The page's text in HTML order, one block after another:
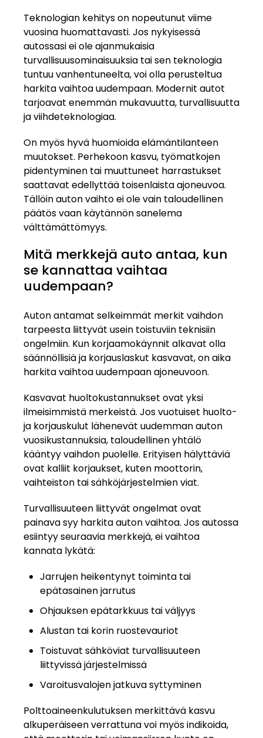
Teknologian kehitys on nopeutunut viime
vuosina huomattavasti. Jos nykyisessä
autossasi ei ole ajanmukaisia
turvallisuusominaisuuksia tai sen teknologia
tuntuu vanhentuneelta, voi olla perusteltua
harkita vaihtoa uudempaan. Modernit autot
tarjoavat enemmän mukavuutta, turvallisuutta
ja viihdeteknologiaa.
On myös hyvä huomioida elämäntilanteen
muutokset. Perhekoon kasvu, työmatkojen
pidentyminen tai muuttuneet harrastukset
saattavat edellyttää toisenlaista ajoneuvoa.
Tällöin auton vaihto ei ole vain taloudellinen
päätös vaan käytännön sanelema
välttämättömyys.
Mitä merkkejä auto antaa, kun
se kannattaa vaihtaa
uudempaan?
Auton antamat selkeimmät merkit vaihdon
tarpeesta liittyvät usein toistuviin teknisiin
ongelmiin. Kun korjaamokäynnit alkavat olla
säännöllisiä ja korjauslaskut kasvavat, on aika
harkita vaihtoa uudempaan ajoneuvoon.
Kasvavat huoltokustannukset ovat yksi
ilmeisimmistä merkeistä. Jos vuotuiset huolto-
ja korjauskulut lähenevät uudemman auton
vuosikustannuksia, taloudellinen yhtälö
kääntyy vaihdon puolelle. Erityisen hälyttäviä
ovat kalliit korjaukset, kuten moottorin,
vaihteiston tai sähköjärjestelmien viat.
Turvallisuuteen liittyvät ongelmat ovat
painava syy harkita auton vaihtoa. Jos autossa
esiintyy seuraavia merkkejä, ei vaihtoa
kannata lykätä:
Jarrujen heikentynyt toiminta tai
epätasainen jarrutus
Ohjauksen epätarkkuus tai väljyys
Alustan tai korin ruostevauriot
Toistuvat sähköviat turvallisuuteen
liittyvissä järjestelmissä
Varoitusvalojen jatkuva syttyminen
Polttoaineenkulutuksen merkittävä kasvu
alkuperäiseen verrattuna voi myös indikoida,